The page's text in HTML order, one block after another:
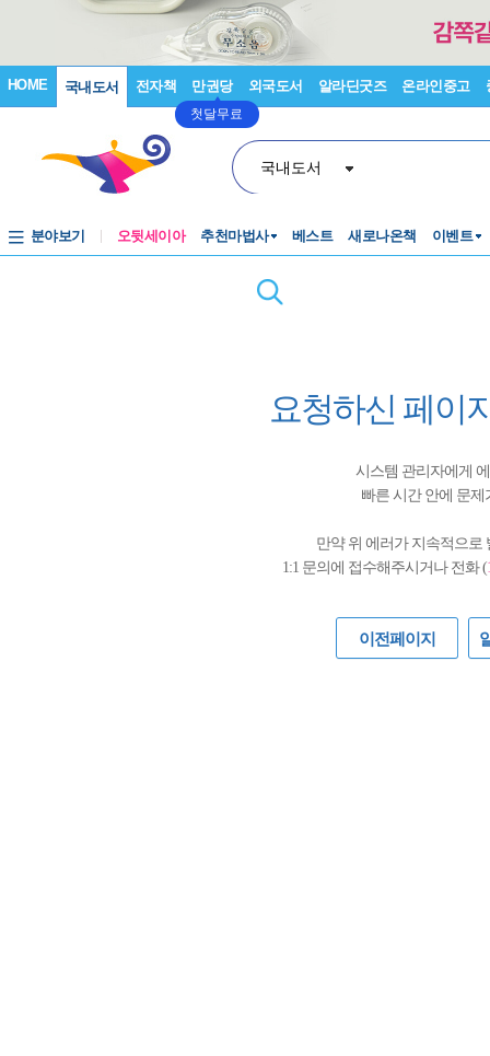
HOME 국내도서 전자책 만권당
첫달무료
외국도서 알라딘굿즈 온라인중고
국내도서
분야보기 오뒷세이아 추천마법사 베스트 새로나온책 이벤트
요청하신 페이
시스템 관리자에게
빠른 시간 안에 문
만약 위 에러가 지속적으로
1:1 문의에 접수해주시거나 전화 (
이전페이지